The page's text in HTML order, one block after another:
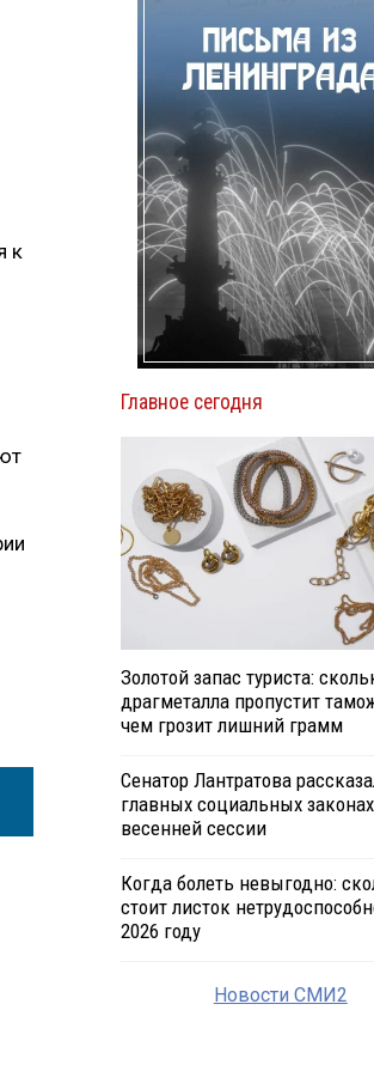
к
Главное сегодня
Золотой запас туриста:
драгметалла пропустит
чем грозит лишний грамм
Сенатор Лантратова
главных социальных законах
весенней сессии
Когда болеть невыгодно:
стоит листок
2026 году
Новости СМИ2